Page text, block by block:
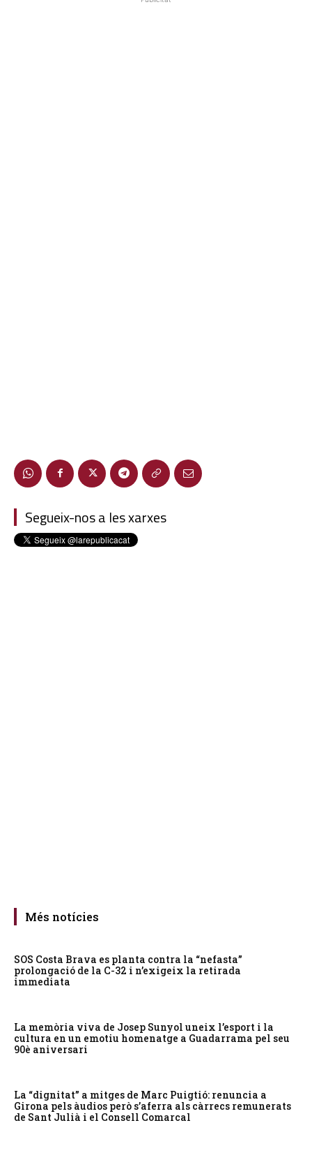
Segueix-nos a les xarxes
Més notícies
SOS Costa Brava es planta contra la “nefasta”
prolongació de la C-32 i n’exigeix la retirada
immediata
La memòria viva de Josep Sunyol uneix l’esport i la
cultura en un emotiu homenatge a Guadarrama pel seu
90è aniversari
La “dignitat” a mitges de Marc Puigtió: renuncia a
Girona pels àudios però s’aferra als càrrecs remunerats
de Sant Julià i el Consell Comarcal